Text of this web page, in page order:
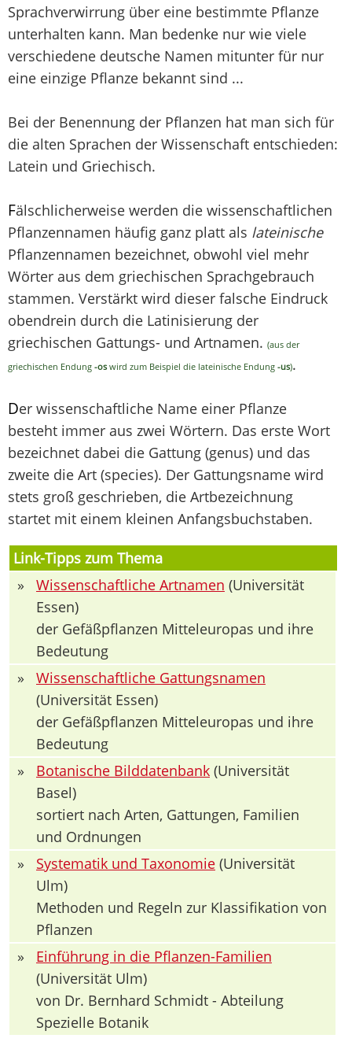
Sprachverwirrung über eine bestimmte Pflanze
unterhalten kann. Man bedenke nur wie viele
verschiedene deutsche Namen mitunter für nur
eine einzige Pflanze bekannt sind ...
Bei der Benennung der Pflanzen hat man sich für
die alten Sprachen der Wissenschaft entschieden:
Latein und Griechisch.
Fälschlicherweise werden die wissenschaftlichen
Pflanzennamen häufig ganz platt als lateinische
Pflanzennamen bezeichnet, obwohl viel mehr
Wörter aus dem griechischen Sprachgebrauch
stammen. Verstärkt wird dieser falsche Eindruck
obendrein durch die Latinisierung der
griechischen Gattungs- und Artnamen. (aus der
griechischen Endung -os wird zum Beispiel die lateinische Endung -us).
Der wissenschaftliche Name einer Pflanze
besteht immer aus zwei Wörtern. Das erste Wort
bezeichnet dabei die Gattung (genus) und das
zweite die Art (species). Der Gattungsname wird
stets groß geschrieben, die Artbezeichnung
startet mit einem kleinen Anfangsbuchstaben.
Link-Tipps zum Thema
»
Wissenschaftliche Artnamen (Universität
Essen)
der Gefäßpflanzen Mitteleuropas und ihre
Bedeutung
»
Wissenschaftliche Gattungsnamen
(Universität Essen)
der Gefäßpflanzen Mitteleuropas und ihre
Bedeutung
»
Botanische Bilddatenbank (Universität
Basel)
sortiert nach Arten, Gattungen, Familien
und Ordnungen
»
Systematik und Taxonomie (Universität
Ulm)
Methoden und Regeln zur Klassifikation von
Pflanzen
»
Einführung in die Pflanzen-Familien
(Universität Ulm)
von Dr. Bernhard Schmidt - Abteilung
Spezielle Botanik